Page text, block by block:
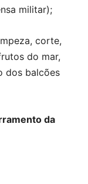
militar);
corte,
do mar,
dos balcões
da